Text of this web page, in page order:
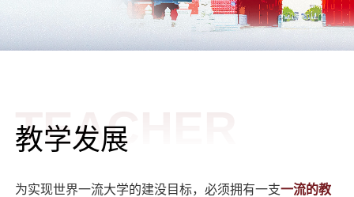
TEACHER
教学发展
为实现世界一流大学的建没目标，必须拥有一支一流的教